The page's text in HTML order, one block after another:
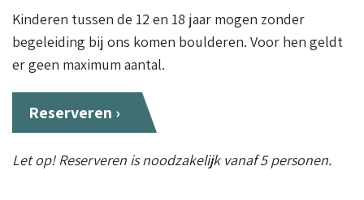
Kinderen tussen de 12 en 18 jaar mogen zonder
begeleiding bij ons komen boulderen. Voor hen geldt
er geen maximum aantal.
Reserveren ›
Let op! Reserveren is noodzakelijk vanaf 5 personen.